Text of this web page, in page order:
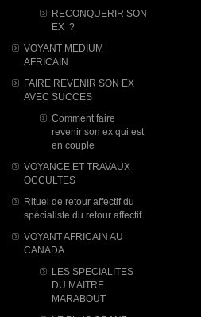
RECONQUERIR SON
EX ?
VOYANT MEDIUM
AFRICAIN
FAIRE REVENIR SON EX
AVEC SUCCES
Comment faire
revenir son ex qui est
en couple
VOYANCE ET TRAVAUX
OCCULTES
Rituel de retour affectif du
spécialiste du retour affectif
VOYANT AFRICAIN AU
CANADA
LES SPECIALITES
DU MAITRE
MARABOUT